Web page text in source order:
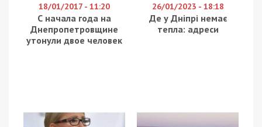
18/01/2017 - 11:20
С начала года на
Днепропетровщине
утонули двое человек
26/01/2023 - 18:18
Де у Дніпрі немає
тепла: адреси